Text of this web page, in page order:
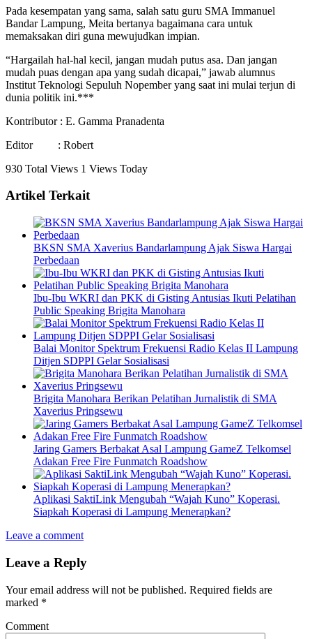
Pada kesempatan yang sama, salah satu guru SMA Immanuel
Bandar Lampung, Meita bertanya bagaimana cara untuk
memaksakan diri guna mewujudkan impian.
“Hargailah hal-hal kecil, jangan mudah putus asa. Dan jangan
mudah puas dengan apa yang sudah dicapai,” jawab alumnus
Institut Teknologi Sepuluh Nopember yang saat ini mulai terjun di
dunia politik ini.***
Kontributor : E. Gamma Pranadenta
Editor : Robert
930 Total Views 1 Views Today
Artikel Terkait
BKSN SMA Xaverius Bandarlampung Ajak Siswa Hargai
Perbedaan
Ibu-Ibu WKRI dan PKK di Gisting Antusias Ikuti Pelatihan
Public Speaking Brigita Manohara
Balai Monitor Spektrum Frekuensi Radio Kelas II Lampung
Ditjen SDPPI Gelar Sosialisasi
Brigita Manohara Berikan Pelatihan Jurnalistik di SMA
Xaverius Pringsewu
Jaring Gamers Berbakat Asal Lampung GameZ Telkomsel
Adakan Free Fire Funmatch Roadshow
Aplikasi SaktiLink Mengubah “Wajah Kuno” Koperasi.
Siapkah Koperasi di Lampung Menerapkan?
Leave a comment
Leave a Reply
Your email address will not be published. Required fields are
marked *
Comment